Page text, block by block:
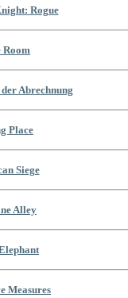
Rogue
Abrechnung
Place
Siege
Alley
Measures